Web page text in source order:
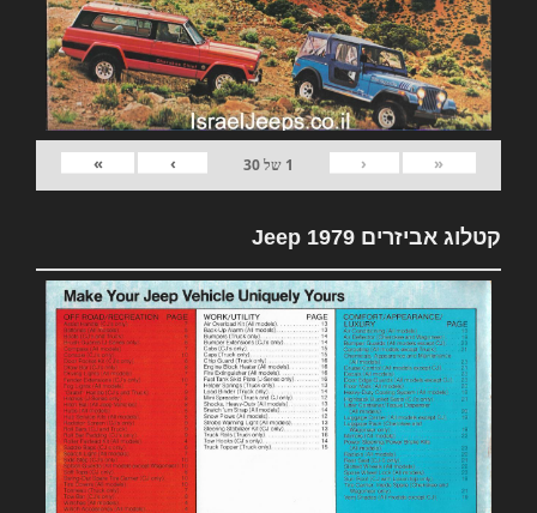
«
‹
1 של30
›
»
קטלוג אביזרים 1979 Jeep